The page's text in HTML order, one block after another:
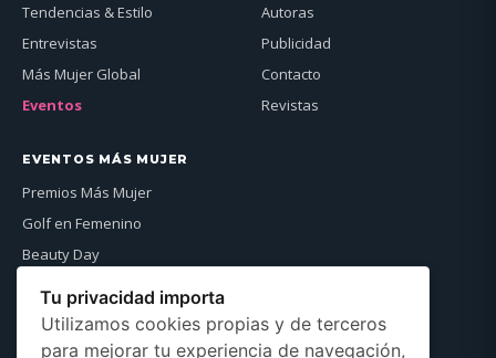
Tendencias & Estilo
Entrevistas
Más Mujer Global
Eventos
Autoras
Publicidad
Contacto
Revistas
EVENTOS MÁS MUJER
Premios Más Mujer
Golf en Femenino
Beauty Day
Ver agenda →
Tu privacidad importa
Utilizamos cookies propias y de terceros
para mejorar tu experiencia de navegación,